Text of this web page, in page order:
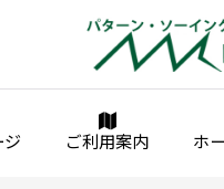
ジ ご利用案内 ホ